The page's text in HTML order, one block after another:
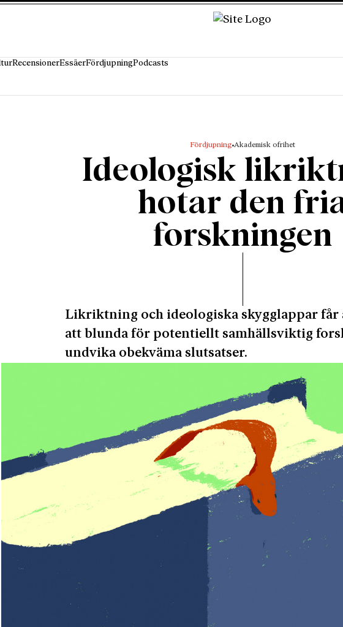
RecensionerEssäerFördjupningPodcasts
Fördjupning Akademisk ofrihet
Ideologisk
hotar den
forskningen
Likriktning och ideologiska skygglappar får
att blunda för potentiellt samhällsviktig
undvika obekväma slutsatser.